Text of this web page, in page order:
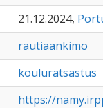
21.12.2024,
rautiaankimo
kouluratsastus
https://